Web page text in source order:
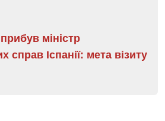
міністр
справ Іспанії: мета візиту